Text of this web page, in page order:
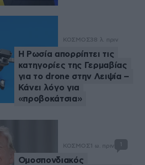
ΚΟΣΜΟΣ38 λ. πριν
Η Ρωσία απορρίπτει τις
κατηγορίες της Γερμαβίας
για το drone στην Λειψία –
Κάνει λόγο για
«προβοκάτσια»
ΚΟΣΜΟΣ 1 ω. πριν 1
Ομοσπονδιακός